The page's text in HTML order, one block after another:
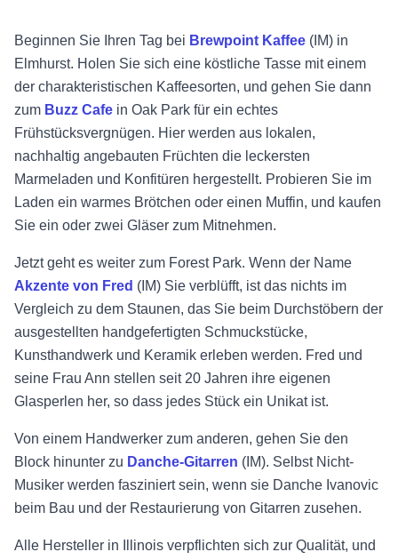
Beginnen Sie Ihren Tag bei Brewpoint Kaffee (IM) in
Elmhurst. Holen Sie sich eine köstliche Tasse mit einem
der charakteristischen Kaffeesorten, und gehen Sie dann
zum Buzz Cafe in Oak Park für ein echtes
Frühstücksvergnügen. Hier werden aus lokalen,
nachhaltig angebauten Früchten die leckersten
Marmeladen und Konfitüren hergestellt. Probieren Sie im
Laden ein warmes Brötchen oder einen Muffin, und kaufen
Sie ein oder zwei Gläser zum Mitnehmen.
Jetzt geht es weiter zum Forest Park. Wenn der Name
Akzente von Fred (IM) Sie verblüfft, ist das nichts im
Vergleich zu dem Staunen, das Sie beim Durchstöbern der
ausgestellten handgefertigten Schmuckstücke,
Kunsthandwerk und Keramik erleben werden. Fred und
seine Frau Ann stellen seit 20 Jahren ihre eigenen
Glasperlen her, so dass jedes Stück ein Unikat ist.
Von einem Handwerker zum anderen, gehen Sie den
Block hinunter zu Danche-Gitarren (IM). Selbst Nicht-
Musiker werden fasziniert sein, wenn sie Danche Ivanovic
beim Bau und der Restaurierung von Gitarren zusehen.
Alle Hersteller in Illinois verpflichten sich zur Qualität, und